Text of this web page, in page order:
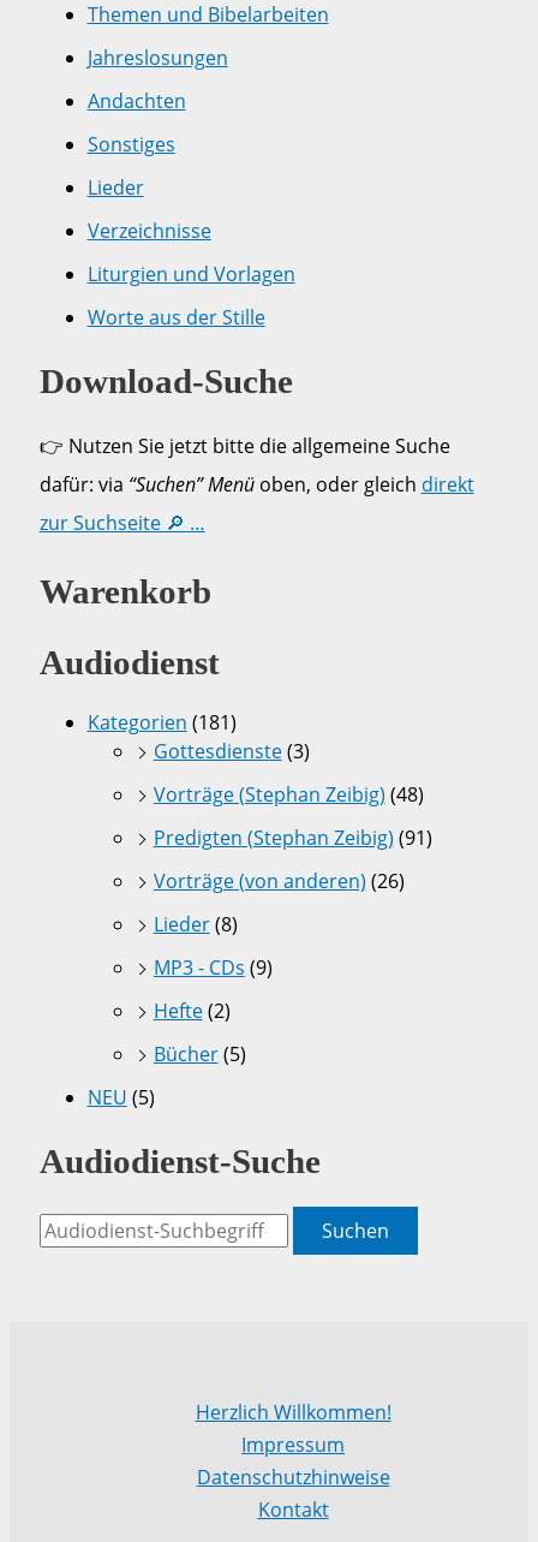
Themen und Bibelarbeiten
Jahreslosungen
Andachten
Sonstiges
Lieder
Verzeichnisse
Liturgien und Vorlagen
Worte aus der Stille
Download-Suche
👉 Nutzen Sie jetzt bitte die allgemeine Suche
dafür: via “Suchen” Menüoben, oder gleich direkt
zur Suchseite 🔎 …
Warenkorb
Audiodienst
Kategorien (181)
Gottesdienste(3)
Vorträge (Stephan Zeibig) (48)
Predigten (Stephan Zeibig) (91)
Vorträge (von anderen) (26)
Lieder(8)
MP3 - CDs (9)
Hefte(2)
Bücher(5)
NEU (5)
Audiodienst-Suche
Suchen
Herzlich Willkommen!
Impressum
Datenschutzhinweise
Kontakt